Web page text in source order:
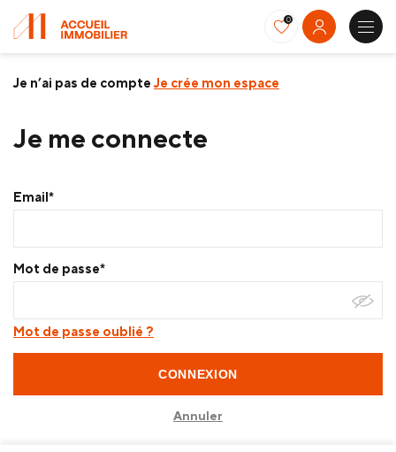
0
Je n’ai pas de compteJe crée mon espace
Je me connecte
Email*
Mot de passe*
Mot de passe oublié ?
CONNEXION
Annuler